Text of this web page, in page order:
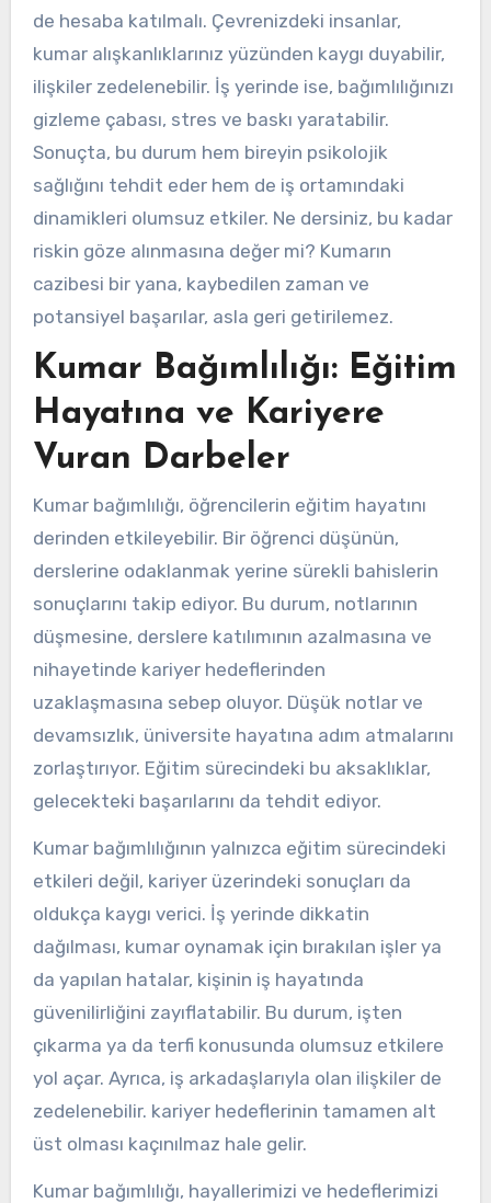
de hesaba katılmalı. Çevrenizdeki insanlar,
kumar alışkanlıklarınız yüzünden kaygı duyabilir,
ilişkiler zedelenebilir. İş yerinde ise, bağımlılığınızı
gizleme çabası, stres ve baskı yaratabilir.
Sonuçta, bu durum hem bireyin psikolojik
sağlığını tehdit eder hem de iş ortamındaki
dinamikleri olumsuz etkiler. Ne dersiniz, bu kadar
riskin göze alınmasına değer mi? Kumarın
cazibesi bir yana, kaybedilen zaman ve
potansiyel başarılar, asla geri getirilemez.
Kumar Bağımlılığı: Eğitim
Hayatına ve Kariyere
Vuran Darbeler
Kumar bağımlılığı, öğrencilerin eğitim hayatını
derinden etkileyebilir. Bir öğrenci düşünün,
derslerine odaklanmak yerine sürekli bahislerin
sonuçlarını takip ediyor. Bu durum, notlarının
düşmesine, derslere katılımının azalmasına ve
nihayetinde kariyer hedeflerinden
uzaklaşmasına sebep oluyor. Düşük notlar ve
devamsızlık, üniversite hayatına adım atmalarını
zorlaştırıyor. Eğitim sürecindeki bu aksaklıklar,
gelecekteki başarılarını da tehdit ediyor.
Kumar bağımlılığının yalnızca eğitim sürecindeki
etkileri değil, kariyer üzerindeki sonuçları da
oldukça kaygı verici. İş yerinde dikkatin
dağılması, kumar oynamak için bırakılan işler ya
da yapılan hatalar, kişinin iş hayatında
güvenilirliğini zayıflatabilir. Bu durum, işten
çıkarma ya da terfi konusunda olumsuz etkilere
yol açar. Ayrıca, iş arkadaşlarıyla olan ilişkiler de
zedelenebilir. kariyer hedeflerinin tamamen alt
üst olması kaçınılmaz hale gelir.
Kumar bağımlılığı, hayallerimizi ve hedeflerimizi